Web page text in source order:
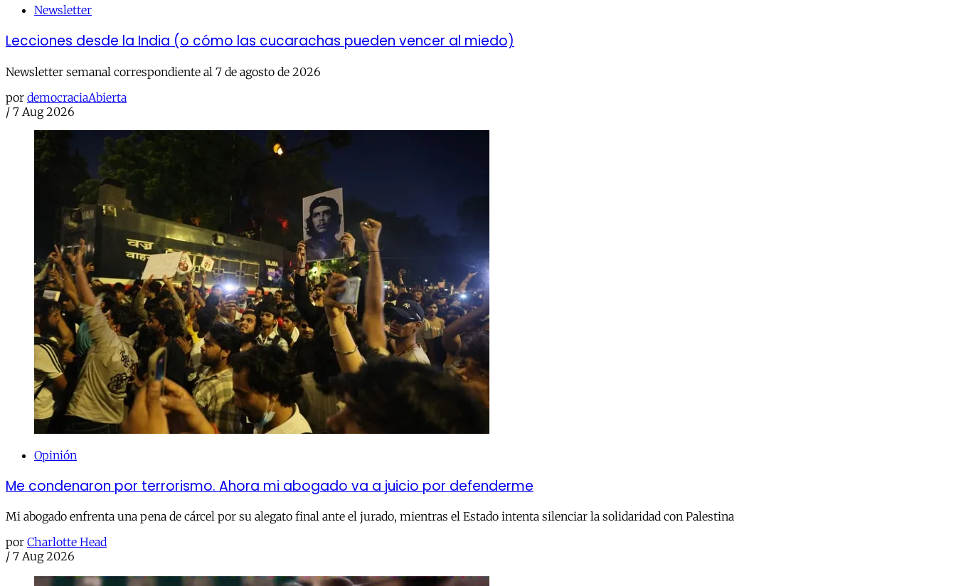
Newsletter
Lecciones desde la India (o cómo las cucarachas pueden vencer al miedo)
Newsletter semanal correspondiente al 7 de agosto de 2026
por democraciaAbierta
/ 7 Aug 2026
Opinión
Me condenaron por terrorismo. Ahora mi abogado va a juicio por defenderme
Mi abogado enfrenta una pena de cárcel por su alegato final ante el jurado, mientras el Estado intenta silenciar la solidaridad con Palestina
por Charlotte Head
/ 7 Aug 2026